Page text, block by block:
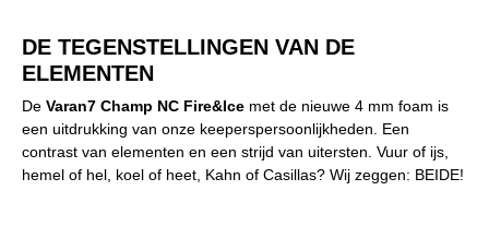
DE TEGENSTELLINGEN VAN DE
ELEMENTEN
De Varan7 Champ NC Fire&Ice met de nieuwe 4 mm foam is
een uitdrukking van onze keeperspersoonlijkheden. Een
contrast van elementen en een strijd van uitersten. Vuur of ijs,
hemel of hel, koel of heet, Kahn of Casillas? Wij zeggen: BEIDE!